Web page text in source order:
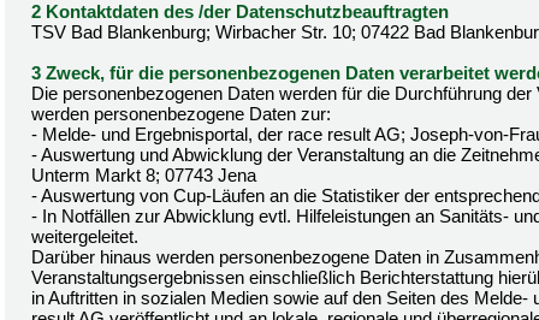
2 Kontaktdaten des /der Datenschutzbeauftragten
TSV Bad Blankenburg; Wirbacher Str. 10; 07422 Bad
3 Zweck, für die personenbezogenen Daten verarbeitet
Die personenbezogenen Daten werden für die Durchführung
werden personenbezogene Daten zur:
- Melde- und Ergebnisportal, der race result AG; Joseph-von-
- Auswertung und Abwicklung der Veranstaltung an die
Unterm Markt 8; 07743 Jena
- Auswertung von Cup-Läufen an die Statistiker der
- In Notfällen zur Abwicklung evtl. Hilfeleistungen an Sanitäts-
weitergeleitet.
Darüber hinaus werden personenbezogene Daten in
Veranstaltungsergebnissen einschließlich Berichterstattung
in Auftritten in sozialen Medien sowie auf den Seiten des